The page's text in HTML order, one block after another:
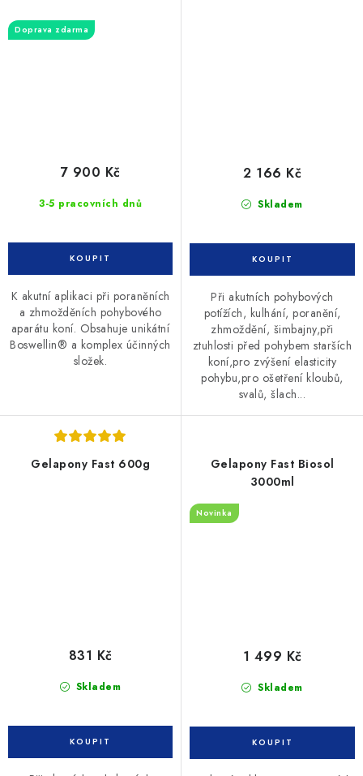
Doprava zdarma
3-5 pracovních dnů
7 900 Kč
K akutní aplikaci při poraněních
a zhmožděních pohybového
aparátu koní. Obsahuje unikátní
Boswellin® a komplex účinných
složek.
Skladem
2 166 Kč
Při akutních pohybových
potížích, kulhání, poranění,
zhmoždění, šimbajny,při
ztuhlosti před pohybem starších
koní,pro zvýšení elasticity
pohybu,pro ošetření kloubů,
svalů, šlach...
Gelapony Fast 600g
Skladem
831 Kč
Gelapony Fast Biosol
3000ml
Novinka
Skladem
1 499 Kč